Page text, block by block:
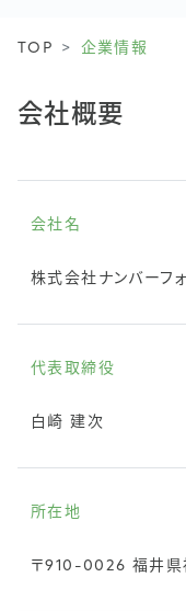
TOP 企業情報
会社概要
会社名
株式会社ナンバーフ
代表取締役
白崎 建次
所在地
〒910-0026 福井県